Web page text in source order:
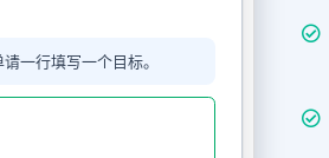
一行填写一个目标。